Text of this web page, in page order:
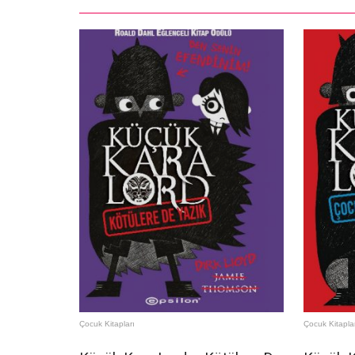
Çocuk Kitapları Çocuk